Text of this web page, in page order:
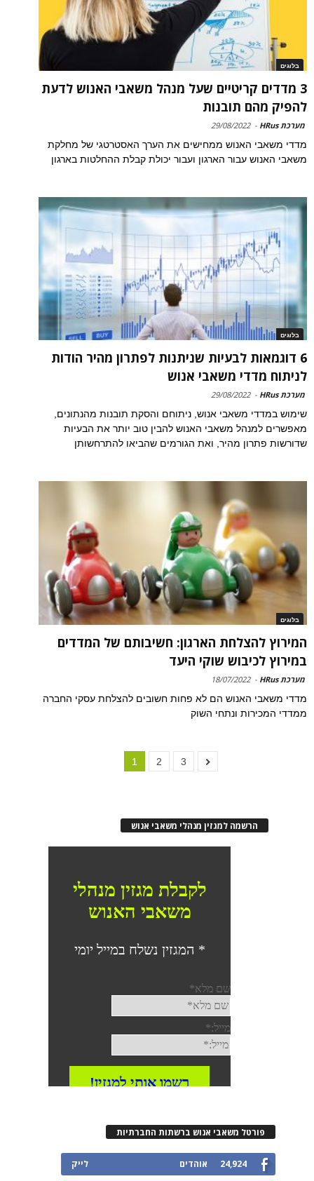
בלוגים
3 מדדים קריטיים שעל מנהל משאבי האנוש לדעת
להפיק מהם תובנות
מערכת HRus -
29/08/2022
מדדי משאבי האנוש ממחישים את הערך האסטרטגי של מחלקת
משאבי האנוש עבור הארגון ועבור יכולת קבלת ההחלטות בארגון
בלוגים
6 דוגמאות לבעיות שניתנות לפתרון מהיר הודות
לניתוח מדדי משאבי אנוש
מערכת HRus -
29/08/2022
שימוש במדדי משאבי אנוש, ניתוחם והסקת תובנות מהנתונים,
מאפשרים למנהל משאבי האנוש להבין טוב יותר את הבעיות
שדורשות פתרון מהיר, ואת הגורמים שהביאו להתרחשותן
בלוגים
המירוץ להצלחת הארגון: חשיבותם של המדדים
במירוץ לכיבוש שוקי היעד
מערכת HRus -
18/07/2022
מדדי משאבי האנוש הם לא פחות חשובים להצלחת עסקי החברה
ממדדי המכירות ונתחי השוק
1 2 3
הרשמה למגזין מנהלי משאבי אנוש
פורטל משאבי אנוש ברשתות החברתיות
24,924 אוהדים לייק